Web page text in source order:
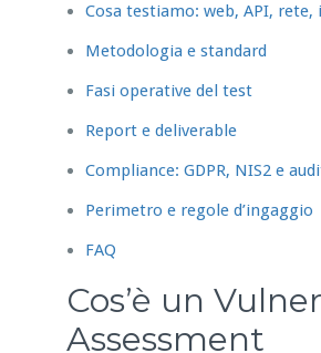
Cosa testiamo: web, API, rete,
Metodologia e standard
Fasi operative del test
Report e deliverable
Compliance: GDPR, NIS2 e
Perimetro e regole d’ingaggio
FAQ
Cos’è un
Assessment